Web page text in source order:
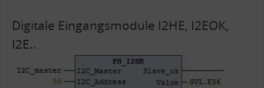
Digitale Eingangsmodule I2HE, I2EOK,
I2E..